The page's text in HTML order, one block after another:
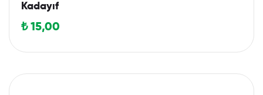
Kadayıf
₺15,00